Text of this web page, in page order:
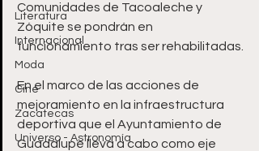
Literatura
Internacional
Moda
Cine
Zacatecas
Universo - Astronomía
Comunidades de Tacoaleche y
Zóquite se pondrán en
funcionamiento tras ser rehabilitadas.
En el marco de las acciones de
mejoramiento en la infraestructura
deportiva que el Ayuntamiento de
Guadalupe lleva a cabo como eje